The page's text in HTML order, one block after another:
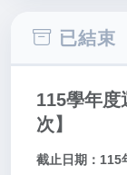
已結束
115學年度
次】
截止日期：115